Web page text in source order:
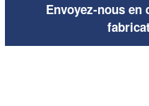
Envoyez-nous